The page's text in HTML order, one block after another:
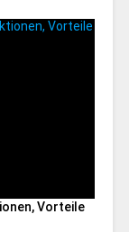
Vorteile